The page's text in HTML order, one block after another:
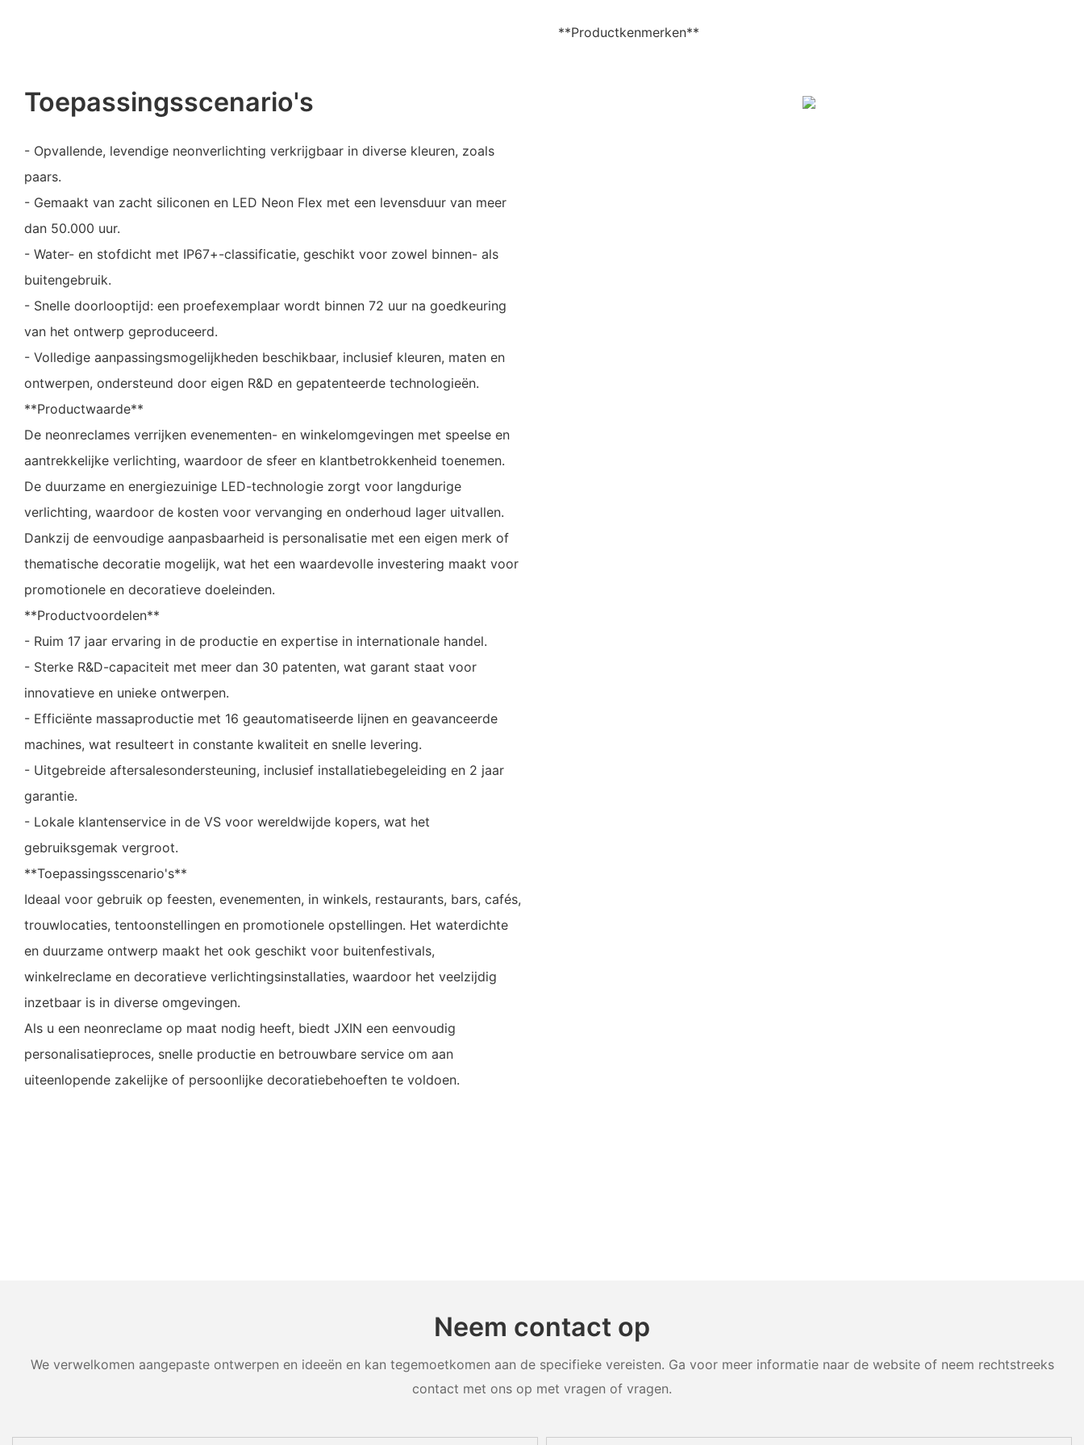
**Productkenmerken**
Toepassingsscenario's
- Opvallende, levendige neonverlichting verkrijgbaar in diverse kleuren, zoals
paars.
- Gemaakt van zacht siliconen en LED Neon Flex met een levensduur van meer
dan 50.000 uur.
- Water- en stofdicht met IP67+-classificatie, geschikt voor zowel binnen- als
buitengebruik.
- Snelle doorlooptijd: een proefexemplaar wordt binnen 72 uur na goedkeuring
van het ontwerp geproduceerd.
- Volledige aanpassingsmogelijkheden beschikbaar, inclusief kleuren, maten en
ontwerpen, ondersteund door eigen R&D en gepatenteerde technologieën.
**Productwaarde**
De neonreclames verrijken evenementen- en winkelomgevingen met speelse en
aantrekkelijke verlichting, waardoor de sfeer en klantbetrokkenheid toenemen.
De duurzame en energiezuinige LED-technologie zorgt voor langdurige
verlichting, waardoor de kosten voor vervanging en onderhoud lager uitvallen.
Dankzij de eenvoudige aanpasbaarheid is personalisatie met een eigen merk of
thematische decoratie mogelijk, wat het een waardevolle investering maakt voor
promotionele en decoratieve doeleinden.
**Productvoordelen**
- Ruim 17 jaar ervaring in de productie en expertise in internationale handel.
- Sterke R&D-capaciteit met meer dan 30 patenten, wat garant staat voor
innovatieve en unieke ontwerpen.
- Efficiënte massaproductie met 16 geautomatiseerde lijnen en geavanceerde
machines, wat resulteert in constante kwaliteit en snelle levering.
- Uitgebreide aftersalesondersteuning, inclusief installatiebegeleiding en 2 jaar
garantie.
- Lokale klantenservice in de VS voor wereldwijde kopers, wat het
gebruiksgemak vergroot.
**Toepassingsscenario's**
Ideaal voor gebruik op feesten, evenementen, in winkels, restaurants, bars, cafés,
trouwlocaties, tentoonstellingen en promotionele opstellingen. Het waterdichte
en duurzame ontwerp maakt het ook geschikt voor buitenfestivals,
winkelreclame en decoratieve verlichtingsinstallaties, waardoor het veelzijdig
inzetbaar is in diverse omgevingen.
Als u een neonreclame op maat nodig heeft, biedt JXIN een eenvoudig
personalisatieproces, snelle productie en betrouwbare service om aan
uiteenlopende zakelijke of persoonlijke decoratiebehoeften te voldoen.
Neem contact op
We verwelkomen aangepaste ontwerpen en ideeën en kan tegemoetkomen aan de specifieke vereisten. Ga voor meer informatie naar de website of neem rechtstreeks
contact met ons op met vragen of vragen.